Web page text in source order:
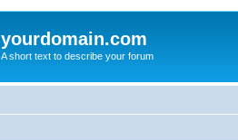
yourdomain.com
A short text to describe your forum